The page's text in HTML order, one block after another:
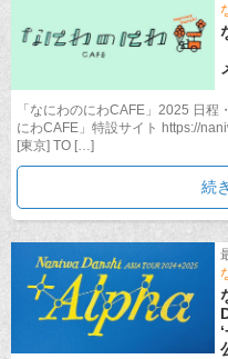
「なにわのにわCAFE」2025 日
にわCAFE」特設サイト https://
[東京] TO […]
続